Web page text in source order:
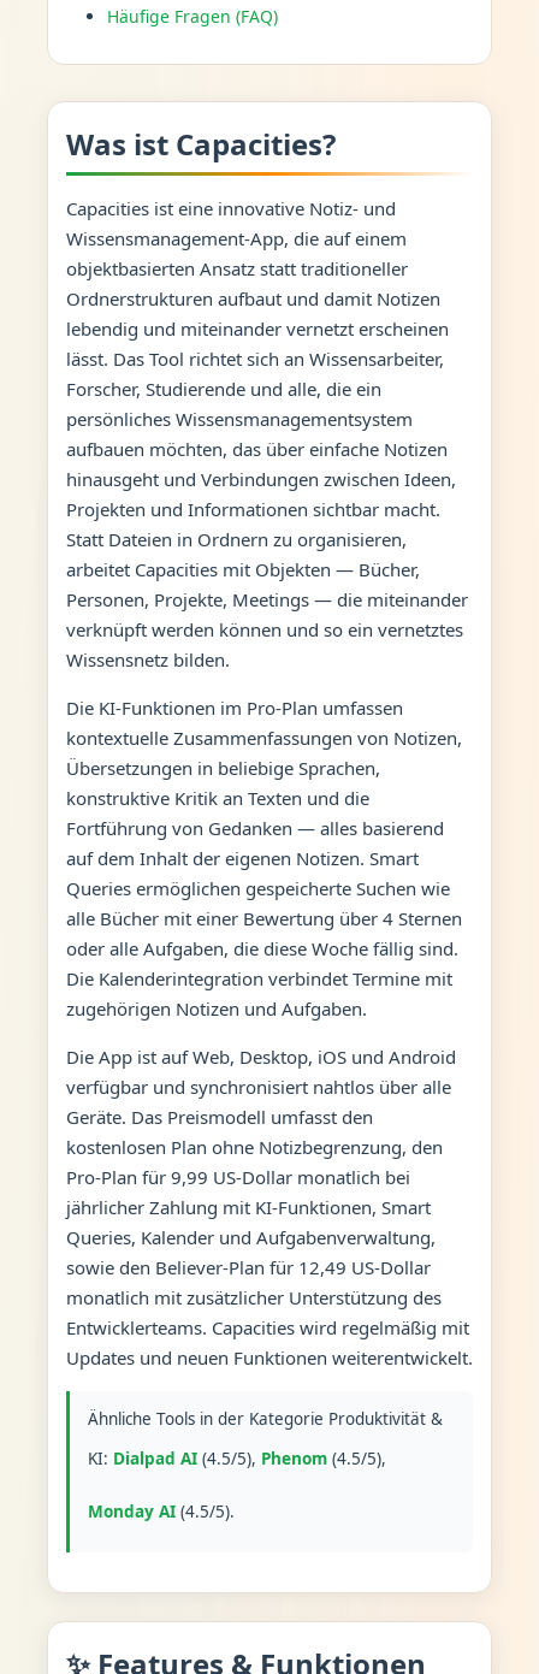
Häufige Fragen (FAQ)
Was ist Capacities?
Capacities ist eine innovative Notiz- und
Wissensmanagement-App, die auf einem
objektbasierten Ansatz statt traditioneller
Ordnerstrukturen aufbaut und damit Notizen
lebendig und miteinander vernetzt erscheinen
lässt. Das Tool richtet sich an Wissensarbeiter,
Forscher, Studierende und alle, die ein
persönliches Wissensmanagementsystem
aufbauen möchten, das über einfache Notizen
hinausgeht und Verbindungen zwischen Ideen,
Projekten und Informationen sichtbar macht.
Statt Dateien in Ordnern zu organisieren,
arbeitet Capacities mit Objekten — Bücher,
Personen, Projekte, Meetings — die miteinander
verknüpft werden können und so ein vernetztes
Wissensnetz bilden.
Die KI-Funktionen im Pro-Plan umfassen
kontextuelle Zusammenfassungen von Notizen,
Übersetzungen in beliebige Sprachen,
konstruktive Kritik an Texten und die
Fortführung von Gedanken — alles basierend
auf dem Inhalt der eigenen Notizen. Smart
Queries ermöglichen gespeicherte Suchen wie
alle Bücher mit einer Bewertung über 4 Sternen
oder alle Aufgaben, die diese Woche fällig sind.
Die Kalenderintegration verbindet Termine mit
zugehörigen Notizen und Aufgaben.
Die App ist auf Web, Desktop, iOS und Android
verfügbar und synchronisiert nahtlos über alle
Geräte. Das Preismodell umfasst den
kostenlosen Plan ohne Notizbegrenzung, den
Pro-Plan für 9,99 US-Dollar monatlich bei
jährlicher Zahlung mit KI-Funktionen, Smart
Queries, Kalender und Aufgabenverwaltung,
sowie den Believer-Plan für 12,49 US-Dollar
monatlich mit zusätzlicher Unterstützung des
Entwicklerteams. Capacities wird regelmäßig mit
Updates und neuen Funktionen weiterentwickelt.
Ähnliche Tools in der Kategorie Produktivität &
KI: Dialpad AI(4.5/5), Phenom(4.5/5),
Monday AI(4.5/5).
✨ Features & Funktionen